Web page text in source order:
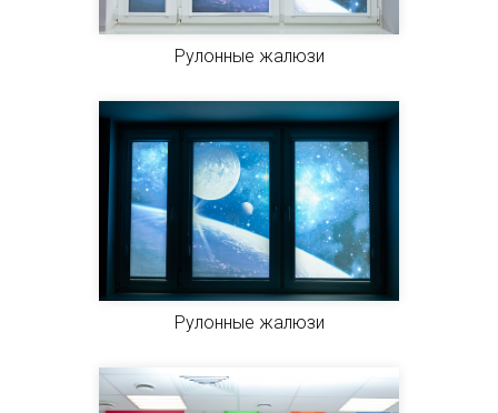
Рулонные жалюзи
Рулонные жалюзи